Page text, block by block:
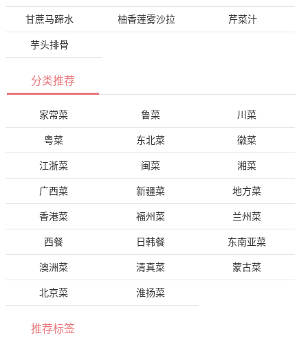
甘蔗马蹄水 柚香莲雾沙拉 芹菜汁
芋头排骨
分类推荐
家常菜 鲁菜 川菜
粤菜 东北菜 徽菜
江浙菜 闽菜 湘菜
广西菜 新疆菜 地方菜
香港菜 福州菜 兰州菜
西餐 日韩餐 东南亚菜
澳洲菜 清真菜 蒙古菜
北京菜 淮扬菜
推荐标签